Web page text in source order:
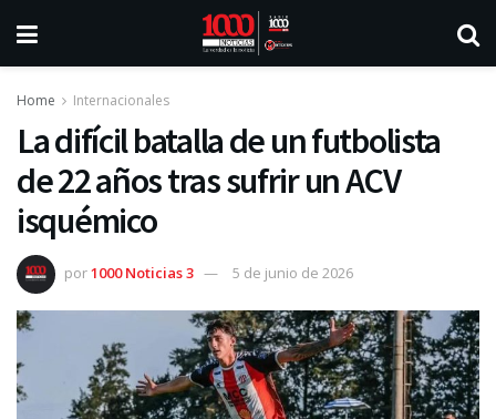
Home Internacionales
La difícil batalla de un futbolista
de 22 años tras sufrir un ACV
isquémico
por1000 Noticias 3 5 de junio de 2026